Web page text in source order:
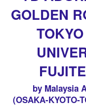
GOLDEN
by Malaysia
(OSAKA-KYOTO-